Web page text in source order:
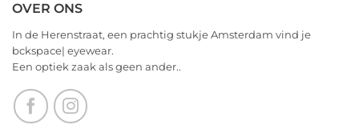
Valentijnsdag
on
wensen
jullie
nu
alvast
een
heerlijk
OVER ONS
In de Herenstraat, een prachtig stukje Amsterdam vind je
bckspace| eyewear.
Een optiek zaak als geen ander..